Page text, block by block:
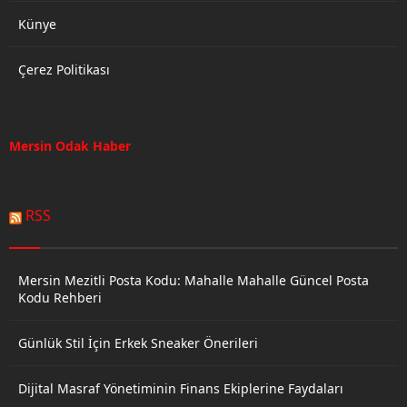
Künye
Çerez Politikası
Mersin Odak Haber
RSS
Mersin Mezitli Posta Kodu: Mahalle Mahalle Güncel Posta
Kodu Rehberi
Günlük Stil İçin Erkek Sneaker Önerileri
Dijital Masraf Yönetiminin Finans Ekiplerine Faydaları